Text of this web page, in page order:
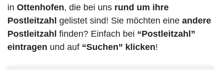
in Ottenhofen, die bei uns rund um ihre
Postleitzahl gelistet sind! Sie möchten eine andere
Postleitzahl finden? Einfach bei “Postleitzahl”
eintragen und auf “Suchen” klicken!